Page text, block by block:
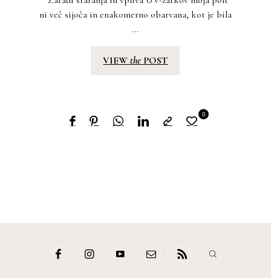
ni več sijoča in enakomerno obarvana, kot je bila
...
VIEWthe POST
0